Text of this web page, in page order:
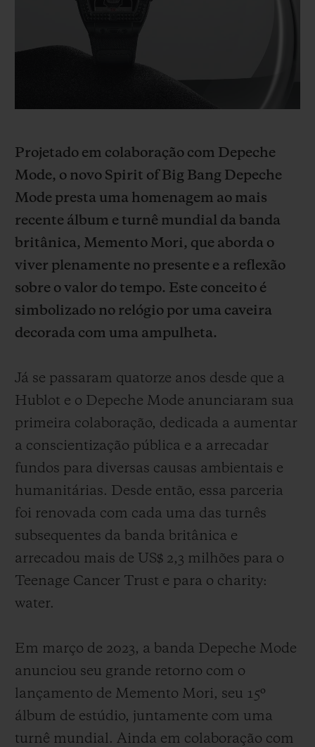
Projetado em colaboração com Depeche
Mode, o novo Spirit of Big Bang Depeche
Mode presta uma homenagem ao mais
recente álbum e turnê mundial da banda
britânica, Memento Mori, que aborda o
viver plenamente no presente e a reflexão
sobre o valor do tempo. Este conceito é
simbolizado no relógio por uma caveira
decorada com uma ampulheta.
Já se passaram quatorze anos desde que a
Hublot e o Depeche Mode anunciaram sua
primeira colaboração, dedicada a aumentar
a conscientização pública e a arrecadar
fundos para diversas causas ambientais e
humanitárias. Desde então, essa parceria
foi renovada com cada uma das turnês
subsequentes da banda britânica e
arrecadou mais de US$ 2,3 milhões para o
Teenage Cancer Trust e para o charity:
water.
Em março de 2023, a banda Depeche Mode
anunciou seu grande retorno com o
lançamento de Memento Mori, seu 15º
álbum de estúdio, juntamente com uma
turnê mundial. Ainda em colaboração com
BIG BANG
SUMMER MULTI-
COLORED CERAMIC
ENTREGA PROGRAMADA
ENTREGA E DEVOLUÇÕES DE CORTESIA
EMBALAGEM DE PRESENTES
CONTATO
ENCONTRAR UMA